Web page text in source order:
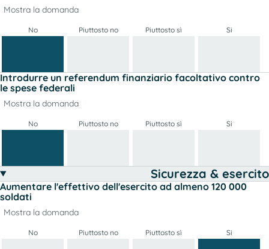
Mostra la domanda
No Piuttosto no Piuttosto sì Si
Introdurre un referendum finanziario facoltativo contro
le spese federali
Mostra la domanda
No Piuttosto no Piuttosto sì Si
Sicurezza & esercito
Aumentare l'effettivo dell'esercito ad almeno 120 000
soldati
Mostra la domanda
No Piuttosto no Piuttosto sì Si